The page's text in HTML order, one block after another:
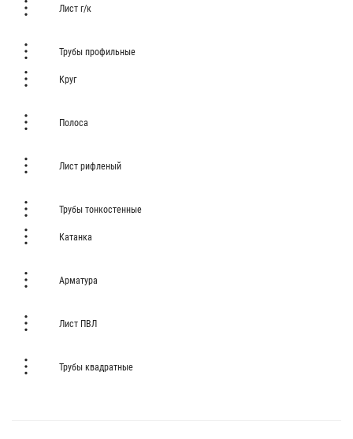
Лист г/к
Трубы профильные
Круг
Полоса
Лист рифленый
Трубы тонкостенные
Катанка
Арматура
Лист ПВЛ
Трубы квадратные